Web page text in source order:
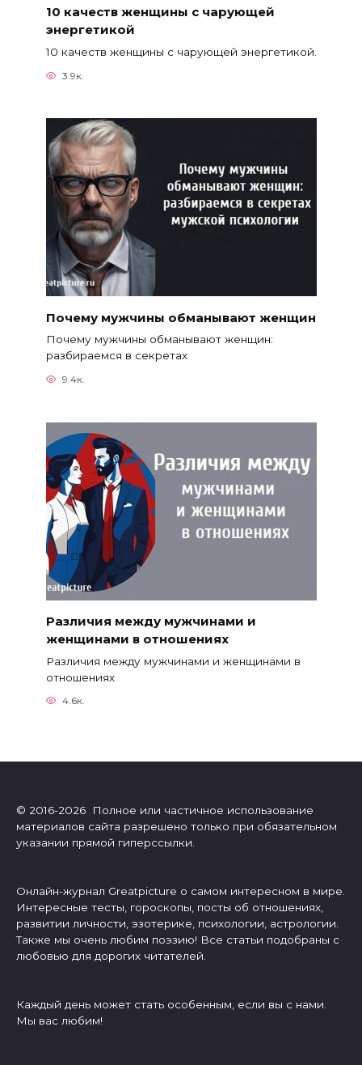
10 качеств женщины с чарующей
энергетикой
10 качеств женщины с чарующей энергетикой.
3.9к.
Почему мужчины обманывают женщин
Почему мужчины обманывают женщин:
разбираемся в секретах
9.4к.
Различия между мужчинами и
женщинами в отношениях
Различия между мужчинами и женщинами в
отношениях
4.6к.
© 2016-2026 Полное или частичное использование
материалов сайта разрешено только при обязательном
указании прямой гиперссылки.
Онлайн-журнал Greatpicture о самом интересном в мире.
Интересные тесты, гороскопы, посты об отношениях,
развитии личности, эзотерике, психологии, астрологии.
Также мы очень любим поэзию! Все статьи подобраны с
любовью для дорогих читателей.
Каждый день может стать особенным, если вы с нами.
Мы вас любим!